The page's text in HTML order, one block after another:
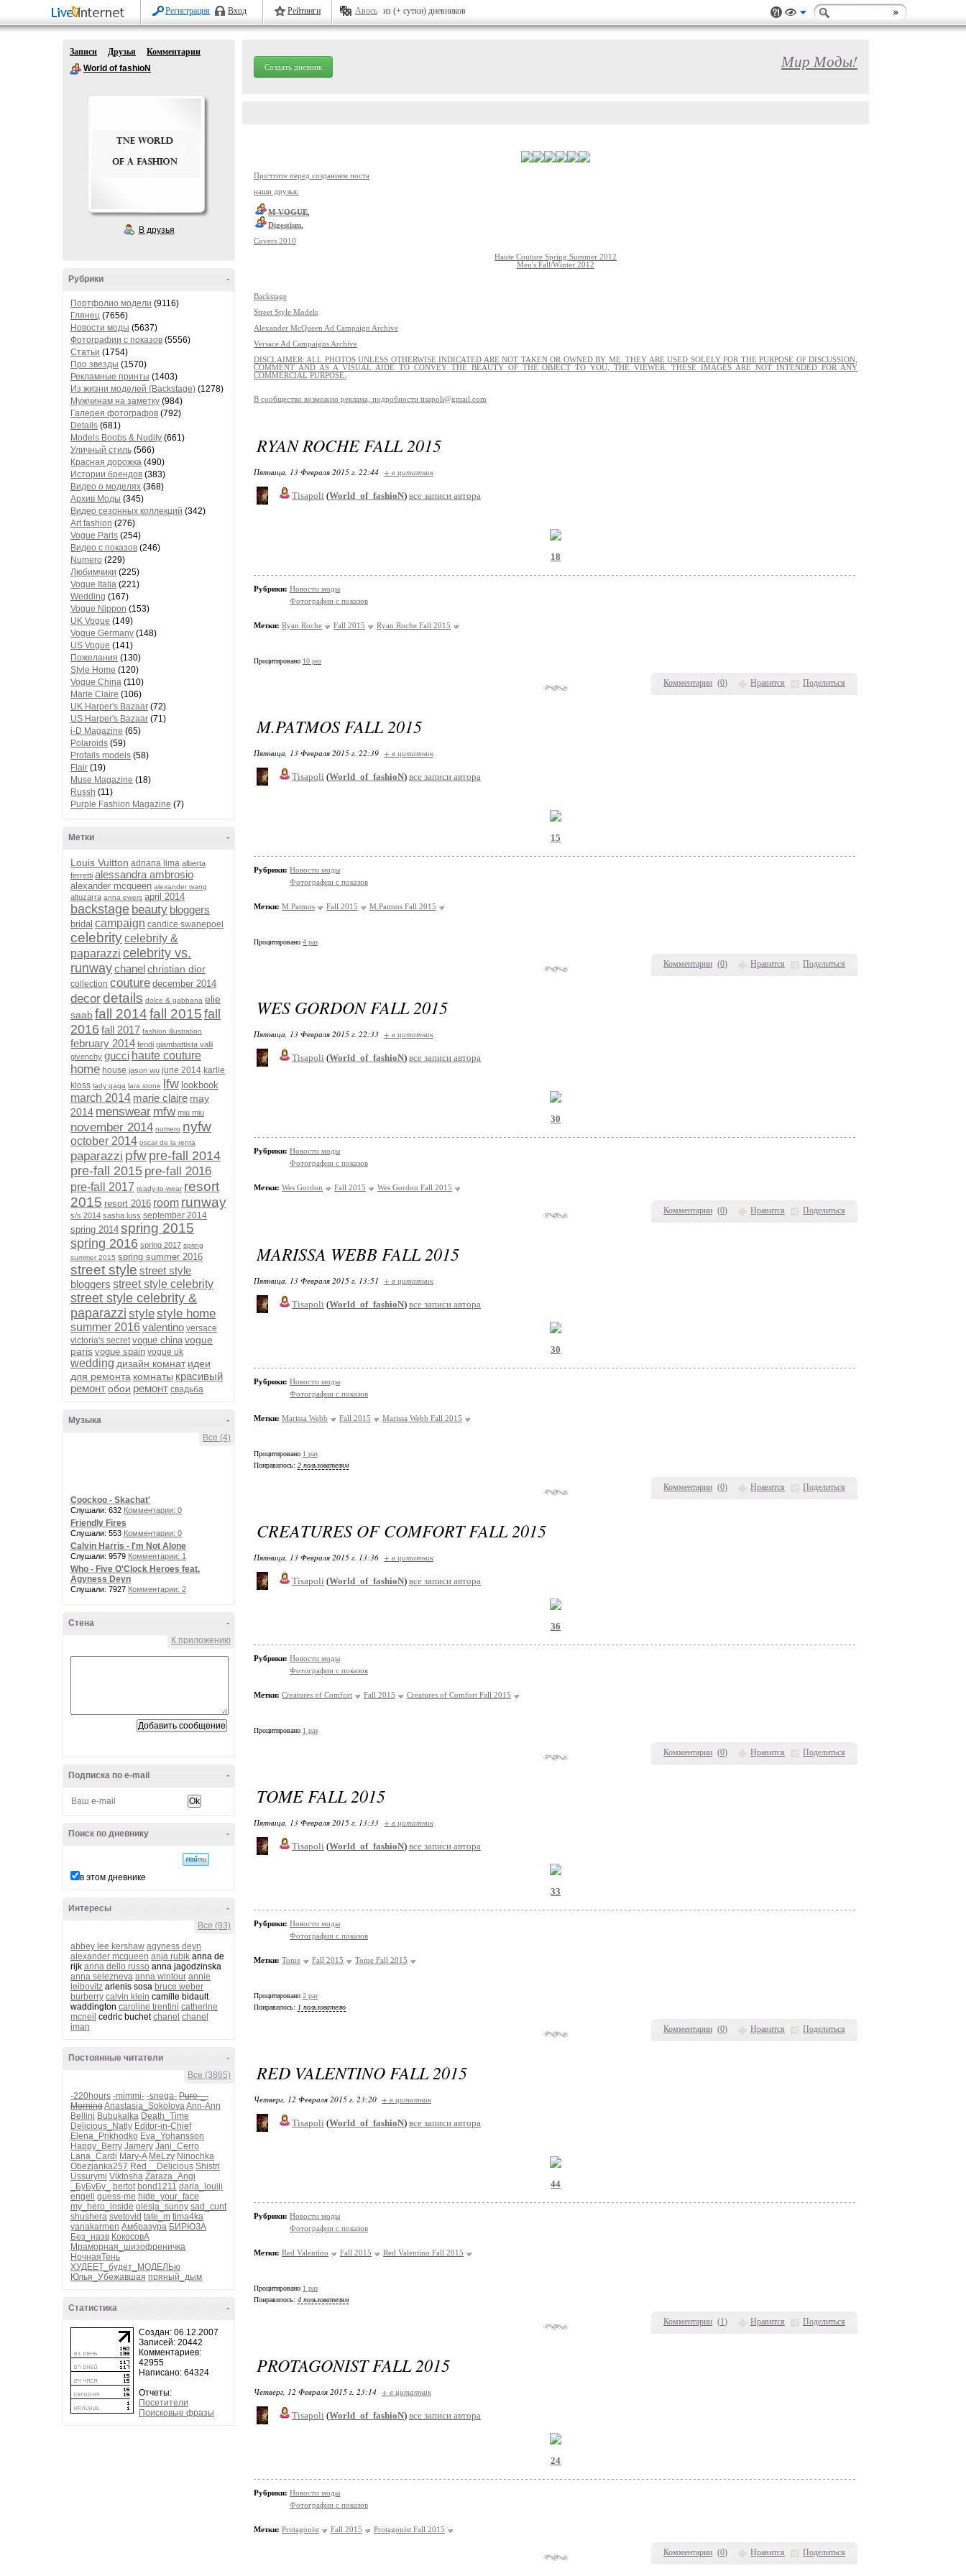
Регистрация Вход Рейтинги Авось из (+ сутки) дневников
Записи Друзья
Комментарии
World of fashioN
В друзья
-
Рубрики
Портфолио модели (9116)
Глянец (7656)
Новости моды (5637)
Фотографии с показов (5556)
Статьи (1754)
Про звезды (1570)
Рекламные принты (1403)
Из жизни моделей (Backstage) (1278)
Мужчинам на заметку (984)
Галерея фотографов (792)
Details (681)
Models Boobs & Nudity (661)
Уличный стиль (566)
Красная дорожка (490)
Истории брендов (383)
Видео о моделях (368)
Архив Моды (345)
Видео сезонных коллекций (342)
Art fashion (276)
Vogue Paris (254)
Видео с показов (246)
Numero (229)
Любимчики (225)
Vogue Italia (221)
Wedding (167)
Vogue Nippon (153)
UK Vogue (149)
Vogue Germany (148)
US Vogue (141)
Пожелания (130)
Style Home (120)
Vogue China (110)
Marie Claire (106)
UK Harper's Bazaar (72)
US Harper's Bazaar (71)
i-D Magazine (65)
Polaroids (59)
Profails models (58)
Flair (19)
Muse Magazine (18)
Russh (11)
Purple Fashion Magazine (7)
-
Метки
Louis Vuitton adriana lima alberta
ferretti alessandra ambrosio
alexander mcqueen alexander wang
altuzarra anna ewers april 2014
backstage beauty bloggers
bridal campaign candice swanepoel
celebritycelebrity &
paparazzi celebrity vs.
runwaychanelchristian dior
collection couture december 2014
decordetails dolce & gabbana elie
saabfall 2014fall 2015 fall
2016fall 2017 fashion illustration
february 2014 fendi giambattista valli
givenchy gucci haute couture
home house jason wu june 2014 karlie
kloss lady gaga lara stone lfw lookbook
march 2014 marie claire may
2014 menswear mfw miu miu
november 2014 numero nyfw
october 2014 oscar de la renta
paparazzi pfw pre-fall 2014
pre-fall 2015 pre-fall 2016
pre-fall 2017 ready-to-wear resort
2015 resort 2016 room runway
s/s 2014 sasha luss september 2014
spring 2014 spring 2015
spring 2016 spring 2017 spring
summer 2015 spring summer 2016
street style street style
bloggers street style celebrity
street style celebrity &
paparazzi stylestyle home
summer 2016 valentino versace
victoria's secret vogue china vogue
paris vogue spain vogue uk
wedding дизайн комнат идеи
для ремонта комнаты красивый
ремонтобои ремонт свадьба
-
Музыка
Все (4)
Coockoo - Skachat'
Слушали: 632 Комментарии: 0
Friendly Fires
Слушали: 553 Комментарии: 0
Calvin Harris - I'm Not Alone
Слушали: 9579 Комментарии: 1
Who - Five O'Clock Heroes feat.
Agyness Deyn
Слушали: 7927 Комментарии: 2
-
Стена
К приложению
-
Подписка по e-mail
-
Поиск по дневнику
в этом дневнике
-
Интересы
Все (93)
abbey lee kershaw agyness deyn
alexander mcqueen anja rubik anna de
rijk anna dello russo anna jagodzinska
anna selezneva anna wintour annie
leibovitz arlenis sosa bruce weber
burberry calvin klein camille bidault
waddington caroline trentini catherine
mcneil cedric buchetchanel chanel
iman
-
Постоянные читатели
Все (3865)
-220hours -mimmi- -snega- Pure-_-
MorningAnastasia_SokolovaAnn-Ann
Bellini Bubukalka Death_Time
Delicious_Natly Editor-in-Chief
Elena_Prikhodko Eva_Yohansson
Happy_Berry Jamery Jani_Cerro
Lana_Cardi Mary-A MeLzy Ninochka
Obezjanka257 Red__Delicious Shistri
Ussurymi Viktosha Zaraza_Angi
_БуБуБу_
bertot bond1211 daria_louiji
engeli guess-me hide_your_face
my_hero_inside olesja_sunny sad_cunt
shushera svetovid tate_m tima4ka
yanakarmen Амбразура БИРЮЗА
Без_назв КокосовА
Мраморная_шизофреничка
НочнаяТень
ХУДЕЕТ_будет_МОДЕЛЬю
Юлья_Убежавшая пряный_дым
-
Статистика
Создан: 06.12.2007
Записей: 20442
Комментариев:
42955
Написано: 64324
Отчеты:
Посетители
Поисковые фразы
Создать дневник Мир Моды!
Прочтите перед созданием поста
наши друзья:
M-VOGUE
Digestism
Covers 2010
Haute Couture Spring Summer 2012
Men's Fall/Winter 2012
Backstage
Street Style Models
Alexander McQueen Ad Campaign Archive
Versace Ad Campaigns Archive
DISCLAIMER: ALL PHOTOS UNLESS OTHERWISE INDICATED ARE NOT TAKEN OR OWNED BY ME. THEY ARE USED SOLELY FOR THE PURPOSE OF DISCUSSION,
COMMENT AND AS A VISUAL AIDE TO CONVEY THE BEAUTY OF THE OBJECT TO YOU, THE VIEWER. THESE IMAGES ARE NOT INTENDED FOR ANY
COMMERCIAL PURPOSE.
В сообщество возможно реклама, подробности tisapoli@gmail.com
Комментарии (0) Нравится Поделиться
RYAN ROCHE FALL 2015
Пятница, 13 Февраля 2015 г. 22:44 + в цитатник
Tisapoli (World_of_fashioN) все записи автора
18
Рубрики: Новости моды
Фотографии с показов
Метки: Ryan Roche Fall 2015 Ryan Roche Fall 2015
Процитировано 10 раз
Комментарии (0) Нравится Поделиться
M.PATMOS FALL 2015
Пятница, 13 Февраля 2015 г. 22:39 + в цитатник
Tisapoli (World_of_fashioN) все записи автора
15
Рубрики: Новости моды
Фотографии с показов
Метки: M.Patmos Fall 2015 M.Patmos Fall 2015
Процитировано 4 раз
Комментарии (0) Нравится Поделиться
WES GORDON FALL 2015
Пятница, 13 Февраля 2015 г. 22:33 + в цитатник
Tisapoli (World_of_fashioN) все записи автора
30
Рубрики: Новости моды
Фотографии с показов
Метки: Wes Gordon Fall 2015 Wes Gordon Fall 2015
Комментарии (0) Нравится Поделиться
MARISSA WEBB FALL 2015
Пятница, 13 Февраля 2015 г. 13:51 + в цитатник
Tisapoli (World_of_fashioN) все записи автора
30
Рубрики: Новости моды
Фотографии с показов
Метки: Marissa Webb Fall 2015 Marissa Webb Fall 2015
Процитировано 1 раз
Понравилось: 2 пользователям
Комментарии (0) Нравится Поделиться
CREATURES OF COMFORT FALL 2015
Пятница, 13 Февраля 2015 г. 13:36 + в цитатник
Tisapoli (World_of_fashioN) все записи автора
36
Рубрики: Новости моды
Фотографии с показов
Метки: Creatures of Comfort Fall 2015 Creatures of Comfort Fall 2015
Процитировано 1 раз
Комментарии (0) Нравится Поделиться
TOME FALL 2015
Пятница, 13 Февраля 2015 г. 13:33 + в цитатник
Tisapoli (World_of_fashioN) все записи автора
33
Рубрики: Новости моды
Фотографии с показов
Метки: Tome Fall 2015 Tome Fall 2015
Процитировано 2 раз
Понравилось: 1 пользователю
Комментарии (1) Нравится Поделиться
RED VALENTINO FALL 2015
Четверг, 12 Февраля 2015 г. 23:20 + в цитатник
Tisapoli (World_of_fashioN) все записи автора
44
Рубрики: Новости моды
Фотографии с показов
Метки: Red Valentino Fall 2015 Red Valentino Fall 2015
Процитировано 1 раз
Понравилось: 4 пользователям
Комментарии (0) Нравится Поделиться
PROTAGONIST FALL 2015
Четверг, 12 Февраля 2015 г. 23:14 + в цитатник
Tisapoli (World_of_fashioN) все записи автора
24
Рубрики: Новости моды
Фотографии с показов
Метки: Protagonist Fall 2015 Protagonist Fall 2015